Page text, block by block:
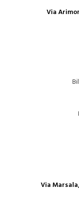
Via
Via